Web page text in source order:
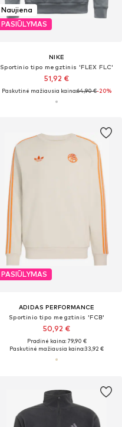
Naujiena
PASIŪLYMAS
NIKE
Sportinio tipo megztinis 'FLEX FLC'
51,92 €
Paskutinė mažiausia kaina:64,90 €-20%
PASIŪLYMAS
ADIDAS PERFORMANCE
Sportinio tipo megztinis 'FCB'
50,92 €
Pradinė kaina: 79,90 €
Paskutinė mažiausia kaina:33,92 €